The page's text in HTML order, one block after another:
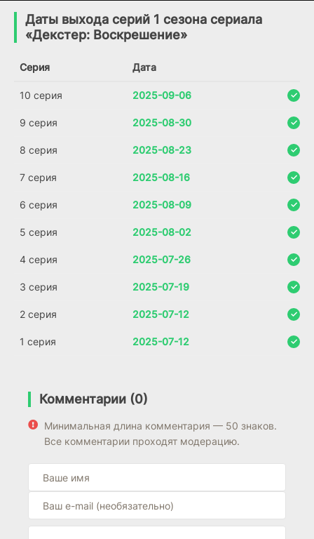
(2024)
Даты выхода серий 1 сезона сериала
«Декстер: Воскрешение»
Серия Дата
10 серия 2025-09-06
9 серия 2025-08-30
8 серия 2025-08-23
7 серия 2025-08-16
6 серия 2025-08-09
5 серия 2025-08-02
4 серия 2025-07-26
3 серия 2025-07-19
2 серия 2025-07-12
1 серия 2025-07-12
Комментарии (0)
Минимальная длина комментария — 50 знаков.
Все комментарии проходят модерацию.